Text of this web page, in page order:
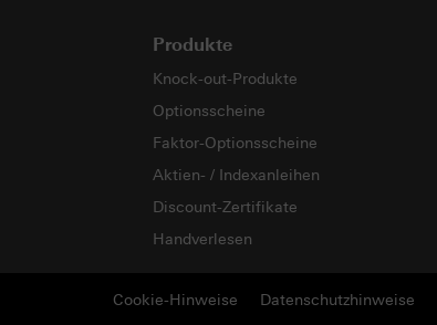
Produkte
Knock-out-Produkte
Optionsscheine
Faktor-Optionsscheine
Aktien- / Indexanleihen
Discount-Zertifikate
Handverlesen
Cookie-Hinweise Datenschutzhinweise